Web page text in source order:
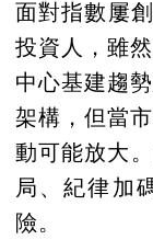
面對指數屢
投資人，雖
中心基建趨
架構，但當
動可能放大
局、紀律加
險。